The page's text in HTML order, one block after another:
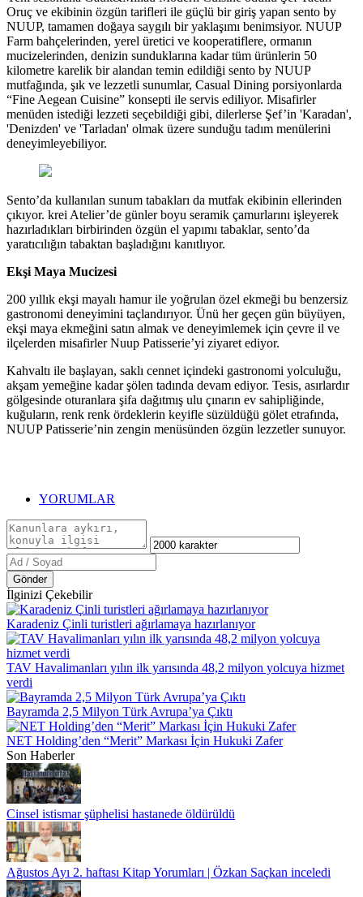
Oruç ve ekibinin özgün tarifleri ile güçlü bir giriş yapan sento by
NUUP, tamamen doğaya saygılı bir yaklaşımı benimsiyor. NUUP
Farm bahçelerinden, yerel üretici ve kooperatiflere, ormanın
mucizelerinden, denizin sunduklarına kadar tüm ürünlerin 50
kilometre karelik bir alandan temin edildiği sento by NUUP
mutfağında, şık ve lezzetli sunumlar, Casual Dining porsiyonlarda
“Fine Aegean Cuisine” konsepti ile servis ediliyor. Misafirler
menüden istediği lezzeti seçebildiği gibi, dilerlerse Şef’in 'Karadan',
'Denizden' ve 'Tarladan' olmak üzere sunduğu tadım menülerini
deneyimleyebiliyor.
Sento’da kullanılan sunum tabakları da mutfak ekibinin ellerinden
çıkıyor. krei Atelier’de günler boyu seramik çamurlarını işleyerek
hazırladıkları birbirinden özgün el yapımı tabaklar, sento’da
yaratıcılığın tabaktan başladığını kanıtlıyor.
Ekşi Maya Mucizesi
200 yıllık ekşi mayalı hamur ile yoğrulan özel ekmeği bu benzersiz
gastronomi deneyimini taçlandırıyor. Ünü her geçen gün büyüyen,
ekşi maya ekmeğini satın almak ve deneyimlemek için çevre il ve
ilçelerden misafirler Nuup Patisserie’yi ziyaret ediyor.
Kahvaltı ile başlayan, saklı cennet içindeki gastronomi yolculuğu,
akşam yemeğine kadar şölen tadında devam ediyor. Tesis, asırlardır
gölgesinde oturanlara şifa dağıtmış ulu çınarın ev sahipliğinde,
kuğuların, renk renk ördeklerin keyifle süzüldüğü gölet etrafında,
NUUP Patisserie’nin zengin menüsünden özgün lezzetler sunuyor.
YORUMLAR
Gönder
İlginizi Çekebilir
Karadeniz Çinli turistleri ağırlamaya hazırlanıyor
TAV Havalimanları yılın ilk yarısında 48,2 milyon yolcuya hizmet
verdi
Bayramda 2,5 Milyon Türk Avrupa’ya Çıktı
NET Holding’den “Merit” Markası İçin Hukuki Zafer
Son Haberler
Cinsel istismar şüphelisi hastanede öldürüldü
Ağustos Ayı 2. haftası Kitap Yorumları | Özkan Saçkan inceledi